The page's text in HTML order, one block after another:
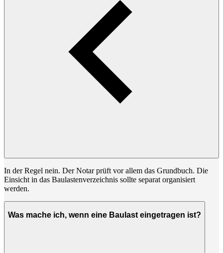
In der Regel nein. Der Notar prüft vor allem das Grundbuch. Die
Einsicht in das Baulastenverzeichnis sollte separat organisiert
werden.
Was mache ich, wenn eine Baulast eingetragen ist?